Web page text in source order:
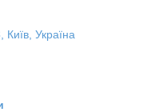
Київ, Україна